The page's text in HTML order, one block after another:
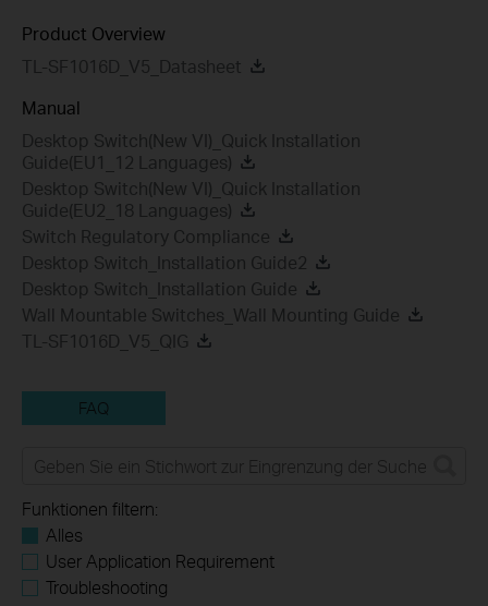
Product Overview
TL-SF1016D_V5_Datasheet
Manual
Desktop Switch(New VI)_Quick Installation
Guide(EU1_12 Languages)
Desktop Switch(New VI)_Quick Installation
Guide(EU2_18 Languages)
Switch Regulatory Compliance
Desktop Switch_Installation Guide2
Desktop Switch_Installation Guide
Wall Mountable Switches_Wall Mounting Guide
TL-SF1016D_V5_QIG
FAQ
Funktionen filtern:
Alles
User Application Requirement
Troubleshooting